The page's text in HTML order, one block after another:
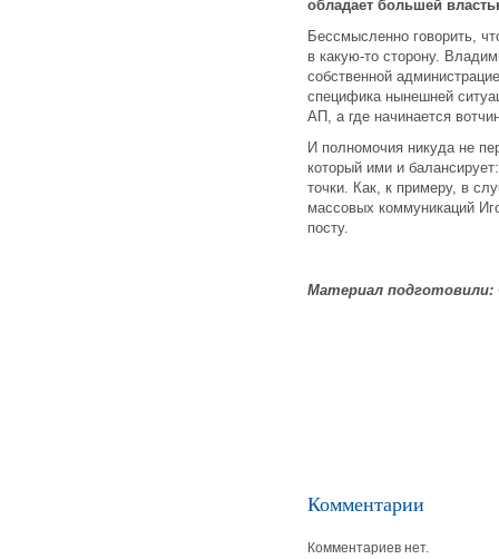
обладает большей
Бессмысленно говорить,
в какую-то сторону.
собственной
специфика нынешней
АП, а где начинается
И полномочия никуда не
который ими и
точки. Как, к примеру, в
массовых коммуникаций
посту.
Материал подготовили:
Комментарии
Комментариев нет.